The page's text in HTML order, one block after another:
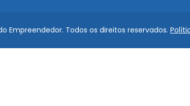
Empreendedor. Todos os direitos reservados.